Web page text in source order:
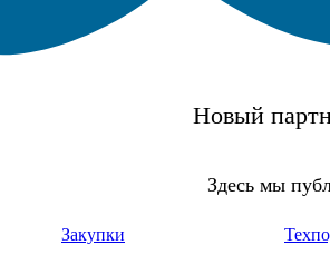
Новый
Здесь мы
Закупки